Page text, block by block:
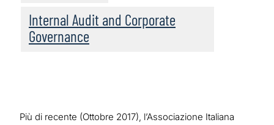
Internal Audit and Corporate
Governance
Più di recente (Ottobre 2017), l’Associazione Italiana